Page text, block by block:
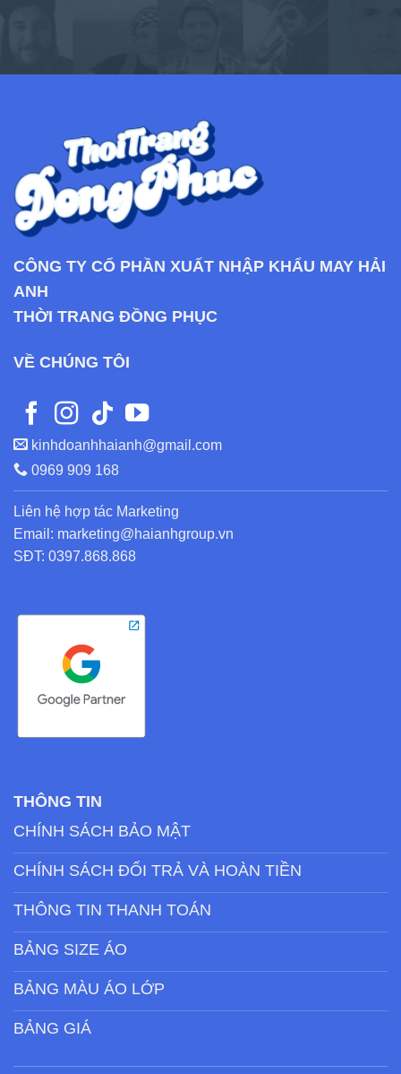
CÔNG TY CỔ PHẦN XUẤT NHẬP KHẨU MAY HẢI
ANH
THỜI TRANG ĐỒNG PHỤC
VỀ CHÚNG TÔI
kinhdoanhhaianh@gmail.com
0969 909 168
Liên hệ hợp tác Marketing
Email: marketing@haianhgroup.vn
SĐT: 0397.868.868
THÔNG TIN
CHÍNH SÁCH BẢO MẬT
CHÍNH SÁCH ĐỔI TRẢ VÀ HOÀN TIỀN
THÔNG TIN THANH TOÁN
BẢNG SIZE ÁO
BẢNG MÀU ÁO LỚP
BẢNG GIÁ